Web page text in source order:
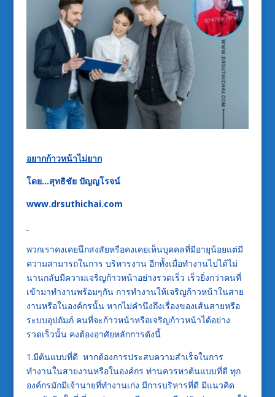
อยากก้าวหน้าไม่ยาก
โดย…สุทธิชัย ปัญญโรจน์
www.drsuthichai.com
พวกเราคงเคยนึกสงสัยหรือคงเคยเห็นบุคคลที่มีอายุน้อยแต่มี
ความสามารถในการ บริหารงาน อีกทั้งเมื่อทำงานไปได้ไม่
นานกลับมีความเจริญก้าวหน้าอย่างรวดเร็ว เร็วยิ่งกว่าคนที่
เข้ามาทำงานพร้อมๆกัน การทำงานให้เจริญก้าวหน้าในสาย
งานหรือในองค์กรนั้น หากไม่คำนึงถึงเรื่องของเส้นสายหรือ
ระบบอุปถัมภ์ คนที่จะก้าวหน้าหรือเจริญก้าวหน้าได้อย่าง
รวดเร็วนั้น คงต้องอาศัยหลักการดังนี้
1.มีต้นแบบที่ดี หากต้องการประสบความสำเร็จในการ
ทำงานในสายงานหรือในองค์กร ท่านควรหาต้นแบบที่ดี ทุก
องค์กรมักมีเจ้านายที่ทำงานเก่ง มีการบริหารที่ดี มีแนวคิด